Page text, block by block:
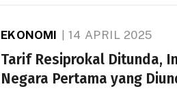
EKONOMI 14 APRIL 2025
Tarif Resiprokal Ditunda,
Negara Pertama yang